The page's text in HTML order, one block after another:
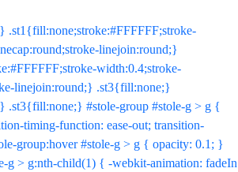
.st1{fill:none;stroke:#FFFFFF;stroke-
linejoin:round;}
width:0.4;stroke-
linejoin:round;} .st3{fill:none;}
.st3{fill:none;} #stole-group #stole-g > g {
timing-function: ease-out; transition-
group:hover #stole-g > g { opacity: 0.1; }
g > g:nth-child(1) { -webkit-animation: fadeIn